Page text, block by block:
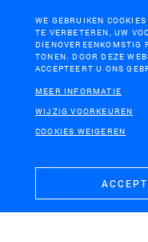
WE GEBRUIKEN
TE VERBETEREN, UW
DIENOVEREENKOMSTIG
TONEN. DOOR DEZE
ACCEPTEERT U ONS
MEER INFORMATIE
WIJZIG VOORKEUREN
COOKIES WEIGEREN